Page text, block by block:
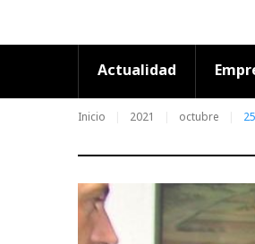
Actualidad
Inicio 2021 octubre 25
Día: